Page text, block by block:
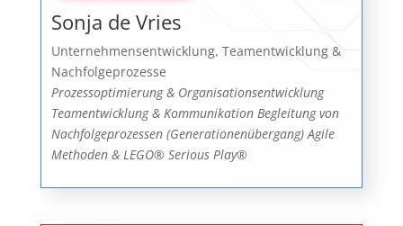
Sonja de Vries
Unternehmensentwicklung, Teamentwicklung &
Nachfolgeprozesse
Prozessoptimierung & Organisationsentwicklung
Teamentwicklung & Kommunikation Begleitung von
Nachfolgeprozessen (Generationenübergang) Agile
Methoden & LEGO® Serious Play®